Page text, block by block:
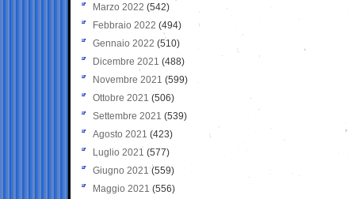
Marzo 2022 (542)
Febbraio 2022 (494)
Gennaio 2022 (510)
Dicembre 2021 (488)
Novembre 2021 (599)
Ottobre 2021 (506)
Settembre 2021 (539)
Agosto 2021 (423)
Luglio 2021 (577)
Giugno 2021(559)
Maggio 2021 (556)